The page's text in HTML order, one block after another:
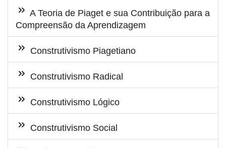
A Teoria de Piaget e sua Contribuição para a
Compreensão da Aprendizagem
Construtivismo Piagetiano
Construtivismo Radical
Construtivismo Lógico
Construtivismo Social